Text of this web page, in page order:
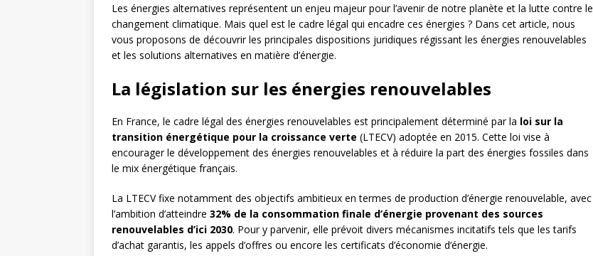
Les énergies alternatives représentent un enjeu majeur pour l’avenir de notre planète et la lutte contre le
changement climatique. Mais quel est le cadre légal qui encadre ces énergies ? Dans cet article, nous
vous proposons de découvrir les principales dispositions juridiques régissant les énergies renouvelables
et les solutions alternatives en matière d’énergie.
La législation sur les énergies renouvelables
En France, le cadre légal des énergies renouvelables est principalement déterminé par la loi sur la
transition énergétique pour la croissance verte (LTECV) adoptée en 2015. Cette loi vise à
encourager le développement des énergies renouvelables et à réduire la part des énergies fossiles dans
le mix énergétique français.
La LTECV fixe notamment des objectifs ambitieux en termes de production d’énergie renouvelable, avec
l’ambition d’atteindre 32% de la consommation finale d’énergie provenant des sources
renouvelables d’ici 2030. Pour y parvenir, elle prévoit divers mécanismes incitatifs tels que les tarifs
d’achat garantis, les appels d’offres ou encore les certificats d’économie d’énergie.